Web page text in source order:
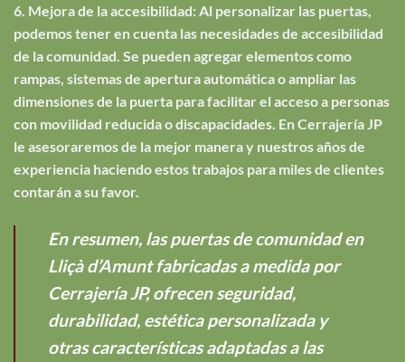
6. Mejora de la accesibilidad: Al personalizar las puertas,
podemos tener en cuenta las necesidades de accesibilidad
de la comunidad. Se pueden agregar elementos como
rampas, sistemas de apertura automática o ampliar las
dimensiones de la puerta para facilitar el acceso a personas
con movilidad reducida o discapacidades. En Cerrajería JP
le asesoraremos de la mejor manera y nuestros años de
experiencia haciendo estos trabajos para miles de clientes
contarán a su favor.
En resumen, las puertas de comunidad en
Lliçà d’Amunt fabricadas a medida por
Cerrajería JP, ofrecen seguridad,
durabilidad, estética personalizada y
otras características adaptadas a las